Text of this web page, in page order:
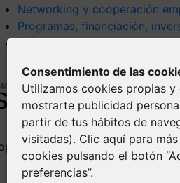
Consentimiento de las
Utilizamos cookies propias
mostrarte publicidad
partir de tus hábitos de
visitadas). Clic aquí para
cookies pulsando el botón
preferencias”.
Networking y cooperación
Programas, financiación,
Tendencias y visión
© Spri 2026. All right